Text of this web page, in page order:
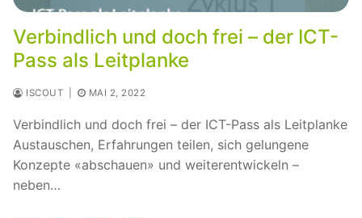
Verbindlich und doch frei – der ICT-
Pass als Leitplanke
ISCOUT MAI 2, 2022
Verbindlich und doch frei – der ICT-Pass als Leitplanke
Austauschen, Erfahrungen teilen, sich gelungene
Konzepte «abschauen» und weiterentwickeln –
neben…